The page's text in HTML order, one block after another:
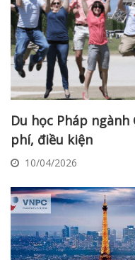
Du học Pháp
phí, điều kiện
10/04/2026